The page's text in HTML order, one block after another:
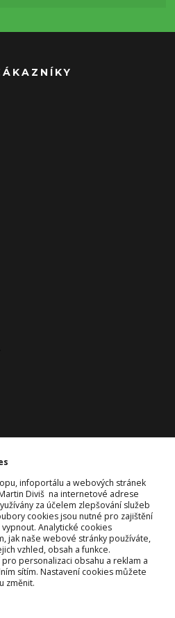
infoportálu a webových stránek
Diviš na internetové adrese
za účelem zlepšování služeb
cookies jsou nutné pro zajištění
Analytické cookies
jak naše webové stránky používáte,
vzhled, obsah a funkce.
personalizaci obsahu a reklam a
sítím. Nastavení cookies můžete
změnit.